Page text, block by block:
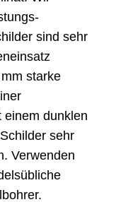
sind sehr
starke
einem dunklen
sehr
Verwenden